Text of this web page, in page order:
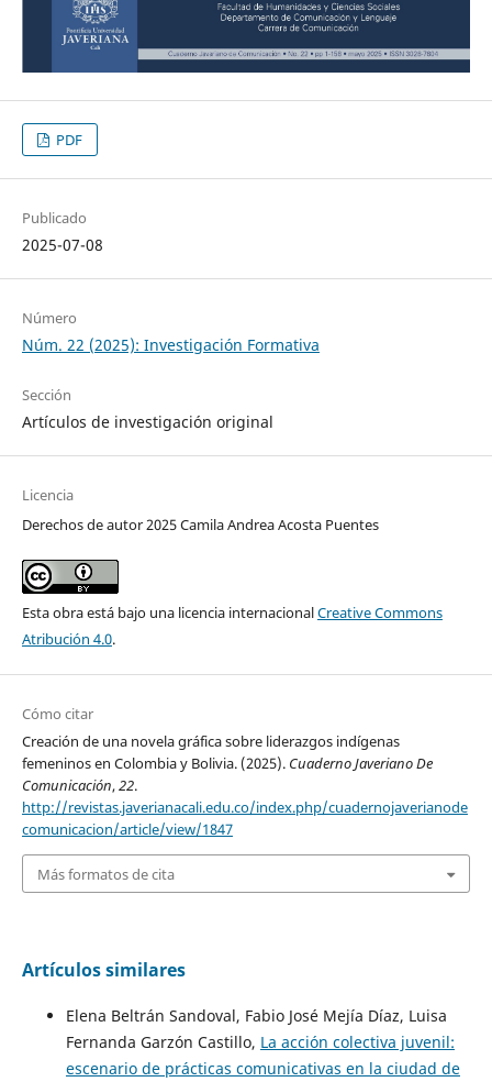
PDF
Publicado
2025-07-08
Número
Núm. 22 (2025): Investigación Formativa
Sección
Artículos de investigación original
Licencia
Derechos de autor 2025 Camila Andrea Acosta Puentes
Esta obra está bajo una licencia internacionalCreative Commons
Atribución 4.0.
Cómo citar
Creación de una novela gráfica sobre liderazgos indígenas
femeninos en Colombia y Bolivia. (2025). Cuaderno Javeriano De
Comunicación,22.
http://revistas.javerianacali.edu.co/index.php/cuadernojaverianode
comunicacion/article/view/1847
Más formatos de cita
Artículos similares
Elena Beltrán Sandoval, Fabio José Mejía Díaz, Luisa
Fernanda Garzón Castillo, La acción colectiva juvenil:
escenario de prácticas comunicativas en la ciudad de